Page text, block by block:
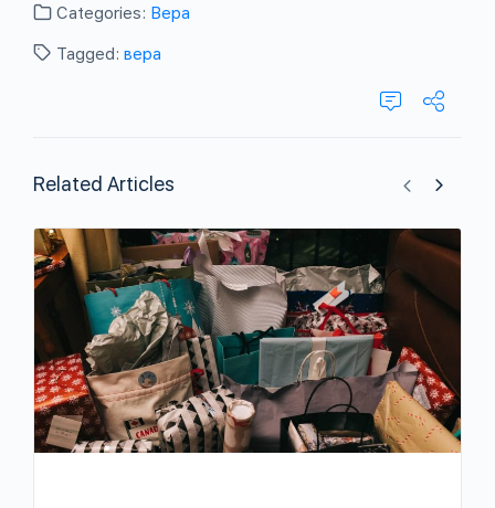
Categories: Вера
Tagged: вера
Related Articles